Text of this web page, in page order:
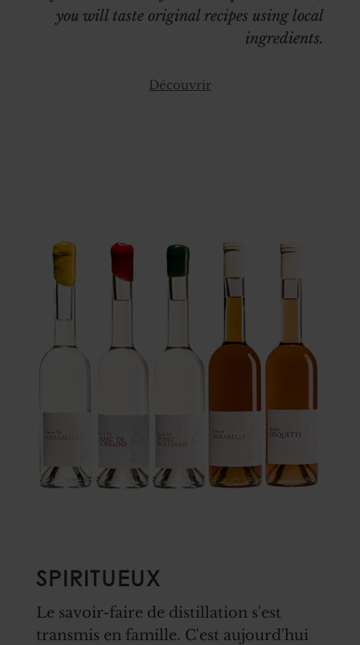
you will taste original recipes using local
ingredients.
Découvrir
SPIRITUEUX
Le savoir-faire de distillation s'est
transmis en famille. C'est aujourd'hui